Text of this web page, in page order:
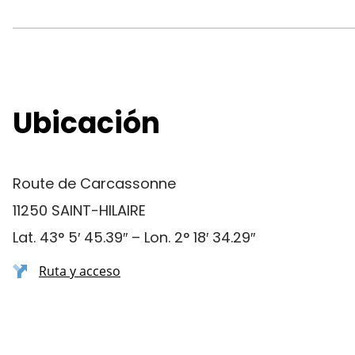
Ubicación
Route de Carcassonne
11250 SAINT-HILAIRE
Lat. 43° 5′ 45.39″ – Lon. 2° 18′ 34.29″
Ruta y acceso